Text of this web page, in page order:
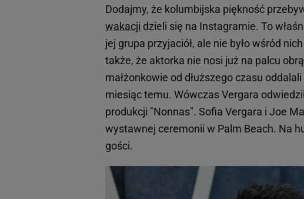
Dodajmy, że kolumbijska piękność
wakacji dzieli się na Instagramie. To
jej grupa przyjaciół, ale nie było wśród
także, że aktorka nie nosi już na palcu
małżonkowie od dłuższego czasu
miesiąc temu. Wówczas Vergara
produkcji "Nonnas". Sofia Vergara i Joe
wystawnej ceremonii w Palm Beach. Na
gości.